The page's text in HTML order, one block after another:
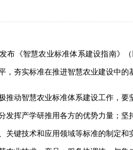
布《智慧农业标准体系建设指南》
，夯实标准在推进智慧农业建设中的
推动智慧农业标准体系建设工作，
发挥产学研推用各方的优势力量；
关键技术和应用领域等标准的制定